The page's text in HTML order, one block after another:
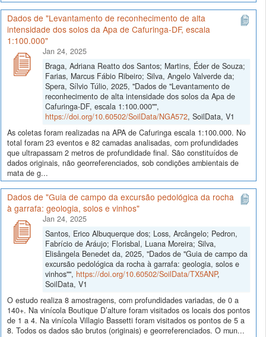
Dados de "Levantamento de reconhecimento de alta
intensidade dos solos da Apa de Cafuringa-DF, escala
1:100.000"
Jan 24, 2025
Braga, Adriana Reatto dos Santos; Martins, Éder de Souza;
Farias, Marcus Fábio Ribeiro; Silva, Angelo Valverde da;
Spera, Sílvio Túlio, 2025, "Dados de "Levantamento de
reconhecimento de alta intensidade dos solos da Apa de
Cafuringa-DF, escala 1:100.000"",
https://doi.org/10.60502/SoilData/NGA572, SoilData, V1
As coletas foram realizadas na APA de Cafuringa escala 1:100.000. No
total foram 23 eventos e 82 camadas analisadas, com profundidades
que ultrapassam 2 metros de profundidade final. São constituídos de
dados originais, não georreferenciados, sob condições ambientais de
mata de g...
Dados de "Guia de campo da excursão pedológica da rocha
à garrafa: geologia, solos e vinhos"
Jan 24, 2025
Santos, Erico Albuquerque dos; Loss, Arcângelo; Pedron,
Fabrício de Aráujo; Florisbal, Luana Moreira; Silva,
Elisângela Benedet da, 2025, "Dados de "Guia de campo da
excursão pedológica da rocha à garrafa: geologia, solos e
vinhos"", https://doi.org/10.60502/SoilData/TX5ANP,
SoilData, V1
O estudo realiza 8 amostragens, com profundidades variadas, de 0 a
140+. Na vinícola Boutique D’alture foram visitados os locais dos pontos
de 1 a 4. Na vinícola Villagio Bassetti foram visitados os pontos de 5 a
8. Todos os dados são brutos (originais) e georreferenciados. O mun...